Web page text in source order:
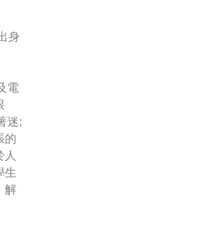
身
電
迷;
的
人
生
解